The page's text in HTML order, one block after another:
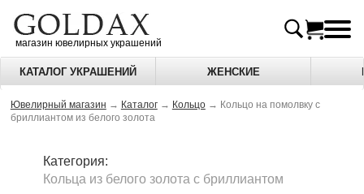
магазин ювелирных украшений
КАТАЛОГ УКРАШЕНИЙ ЖЕНСКИЕ
Ювелирный магазин → Каталог → Кольцо → Кольцо на помолвку с
бриллиантом из белого золота
Категория:
Кольца из белого золота c бриллиантом